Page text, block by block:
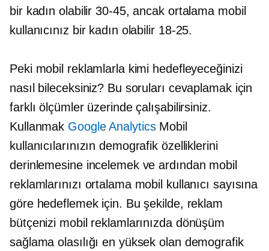
bir kadın olabilir30-45, ancak ortalama mobil
kullanıcınız bir kadın olabilir 18-25.
Peki mobil reklamlarla kimi hedefleyeceğinizi
nasıl bileceksiniz? Bu soruları cevaplamak için
farklı ölçümler üzerinde çalışabilirsiniz.
Kullanmak Google AnalyticsMobil
kullanıcılarınızın demografik özelliklerini
derinlemesine incelemek ve ardından mobil
reklamlarınızı ortalama mobil kullanıcı sayısına
göre hedeflemek için. Bu şekilde, reklam
bütçenizi mobil reklamlarınızda dönüşüm
sağlama olasılığı en yüksek olan demografik